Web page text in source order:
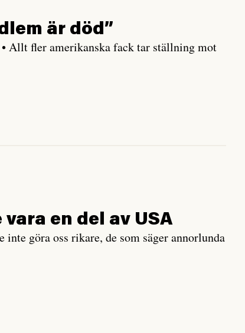
är död”
Allt fler amerikanska fack tar ställning mot
en del av USA
göra oss rikare, de som säger annorlunda